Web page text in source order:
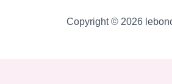
Copyright © 2026